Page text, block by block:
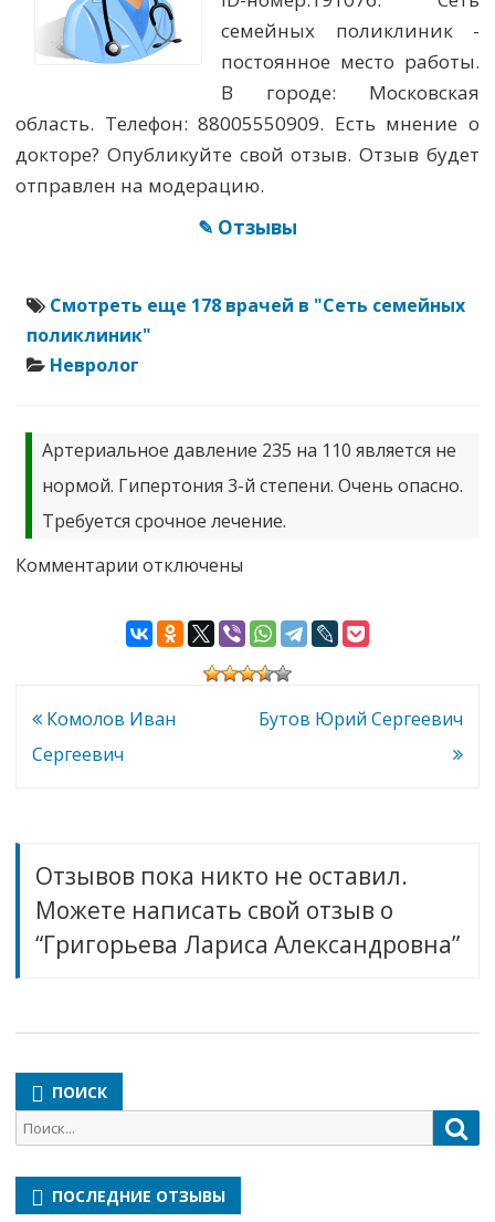
семейных поликлиник -
постоянное место работы.
В городе: Московская
область. Телефон: 88005550909. Есть мнение о
докторе? Опубликуйте свой отзыв. Отзыв будет
отправлен на модерацию.
✎ Отзывы
Смотреть еще 178 врачей в "Сеть семейных
поликлиник"
Невролог
Артериальное давление 235 на 110 является не
нормой. Гипертония 3-й степени. Очень опасно.
Требуется срочное лечение.
Комментарии к
Лариса
Александровна
отключены
Навигация
по
Комолов Иван
Сергеевич
Бутов Юрий Сергеевич
Отзывов пока никто не оставил.
Можете написать свой отзыв о
“Григорьева Лариса Александровна”
ПОИСК
Поиск
для:
ПОСЛЕДНИЕ ОТЗЫВЫ